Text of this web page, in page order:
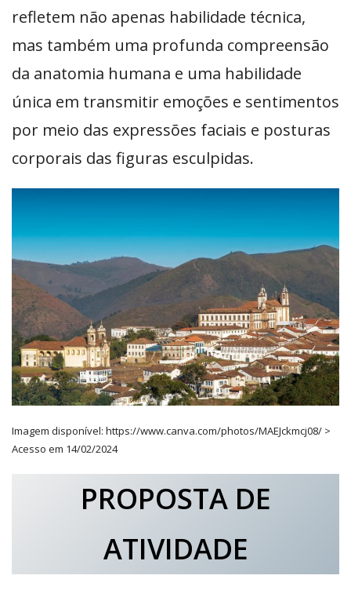
refletem não apenas habilidade técnica,
mas também uma profunda compreensão
da anatomia humana e uma habilidade
única em transmitir emoções e sentimentos
por meio das expressões faciais e posturas
corporais das figuras esculpidas.
Imagem disponível: https://www.canva.com/photos/MAEJckmcj08/ >
Acesso em 14/02/2024
PROPOSTA DE
ATIVIDADE